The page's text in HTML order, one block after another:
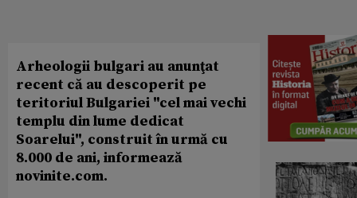
Arheologii bulgari au anunţat
recent că au descoperit pe
teritoriul Bulgariei "cel mai vechi
templu din lume dedicat
Soarelui", construit în urmă cu
8.000 de ani, informează
novinite.com.